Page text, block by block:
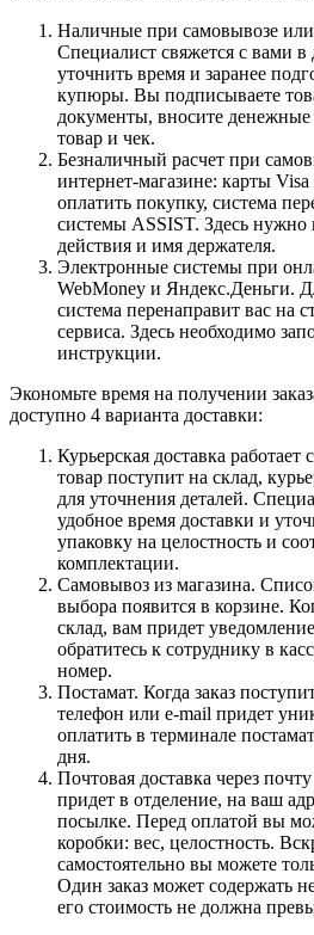
Наличные при самовывозе или
Специалист свяжется с вами в
уточнить время и заранее
купюры. Вы подписываете
документы, вносите денежные
товар и чек.
Безналичный расчет при
интернет-магазине: карты
оплатить покупку, система
системы ASSIST. Здесь нужно
действия и имя держателя.
Электронные системы при
WebMoney и Яндекс.Деньги.
система перенаправит вас на
сервиса. Здесь необходимо
инструкции.
Экономьте время на получении
доступно 4 варианта доставки:
Курьерская доставка работает
товар поступит на склад,
для уточнения деталей.
удобное время доставки и
упаковку на целостность и
комплектации.
Самовывоз из магазина.
выбора появится в корзине.
склад, вам придет
обратитесь к сотруднику в
номер.
Постамат. Когда заказ
телефон или e-mail придет
оплатить в терминале
дня.
Почтовая доставка через
придет в отделение, на ваш
посылке. Перед оплатой вы
коробки: вес, целостность.
самостоятельно вы можете
Один заказ может содержать
его стоимость не должна